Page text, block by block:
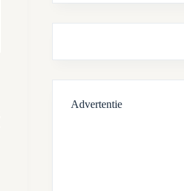
Advertentie